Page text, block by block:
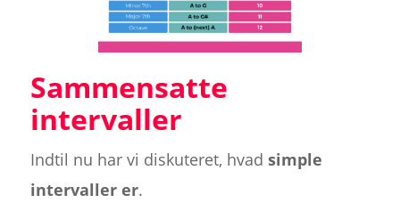
Sammensatte
intervaller
Indtil nu har vi diskuteret, hvad simple
intervaller er.